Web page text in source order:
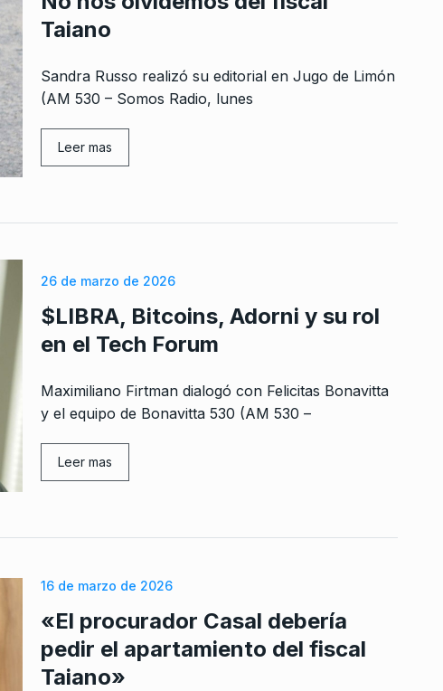
Taiano
Sandra Russo realizó su editorial en Jugo de Limón
(AM 530 – Somos Radio, lunes
Leer mas
26 de marzo de 2026
$LIBRA, Bitcoins, Adorni y su rol
en el Tech Forum
Maximiliano Firtman dialogó con Felicitas Bonavitta
y el equipo de Bonavitta 530 (AM 530 –
Leer mas
16 de marzo de 2026
«El procurador Casal debería
pedir el apartamiento del fiscal
Taiano»
el arte
9
Iguacel en Vialidad que la…
CABALLERO DE DÍA 1 De Julio De 2025